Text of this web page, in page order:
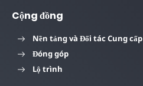
Cộng đồng
Nền tảng và Đối tác Cung cấp
Đóng góp
Lộ trình